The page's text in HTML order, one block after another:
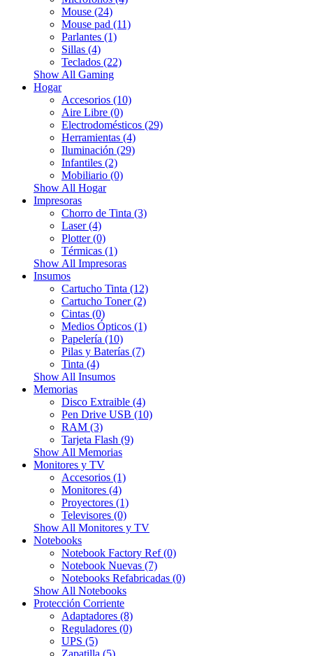
Mouse (24)
Mouse pad (11)
Parlantes (1)
Sillas (4)
Teclados (22)
Show All Gaming
Hogar
Accesorios (10)
Aire Libre (0)
Electrodomésticos (29)
Herramientas (4)
Iluminación (29)
Infantiles (2)
Mobiliario (0)
Show All Hogar
Impresoras
Chorro de Tinta (3)
Laser (4)
Plotter (0)
Térmicas (1)
Show All Impresoras
Insumos
Cartucho Tinta (12)
Cartucho Toner (2)
Cintas (0)
Medios Ópticos (1)
Papelería (10)
Pilas y Baterías (7)
Tinta (4)
Show All Insumos
Memorias
Disco Extraible (4)
Pen Drive USB (10)
RAM (3)
Tarjeta Flash (9)
Show All Memorias
Monitores y TV
Accesorios (1)
Monitores (4)
Proyectores (1)
Televisores (0)
Show All Monitores y TV
Notebooks
Notebook Factory Ref (0)
Notebook Nuevas (7)
Notebooks Refabricadas (0)
Show All Notebooks
Protección Corriente
Adaptadores (8)
Reguladores (0)
UPS (5)
Zapatilla (5)